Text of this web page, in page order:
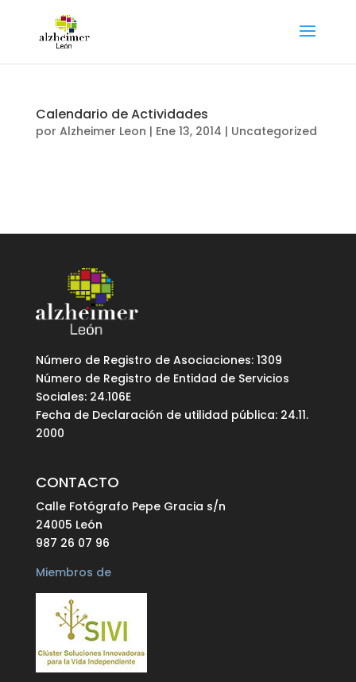
Calendario de Actividades
por Alzheimer Leon | Ene 13, 2014 | Uncategorized
Número de Registro de Asociaciones: 1309
Número de Registro de Entidad de Servicios
Sociales: 24.106E
Fecha de Declaración de utilidad pública: 24.11.
2000
CONTACTO
Calle Fotógrafo Pepe Gracia s/n
24005 León
987 26 07 96
Miembros de